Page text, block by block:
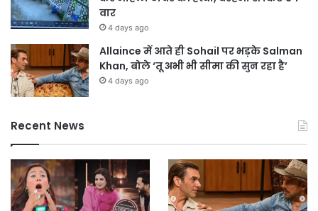
वार
4 days ago
Allaince में आते ही Sohail पर भड़के Salman
Khan, बोले ‘तू अभी भी सीमा की सुन रहा है’
4 days ago
Recent News